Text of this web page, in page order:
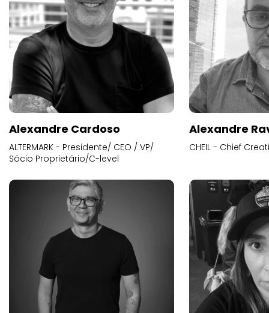
Alexandre Cardoso
ALTERMARK - Presidente/ CEO / VP/
Sócio Proprietário/C-level
Alexandre
CHEIL - Chief